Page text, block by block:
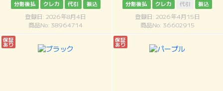
分割後払
クレカ 代引 振込
登録日: 2026年8月4日
商品No: 38964714
分割後払
クレカ 代引 振込
登録日: 2026年4月15日
商品No: 36602915
保証
あり
保証
あり